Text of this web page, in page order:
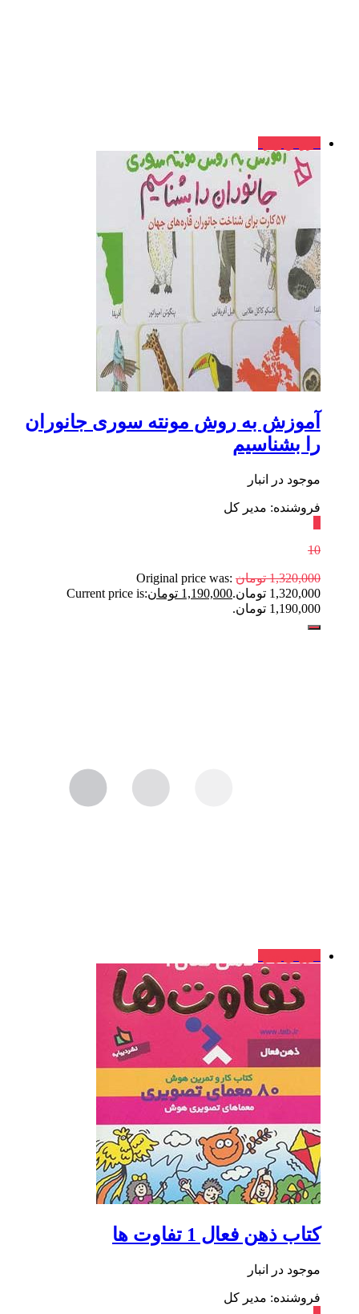
آموزش به روش مونته سوری جانوران‌
را بشناسیم
موجود در انبار
فروشنده: مدیر کل
10
1,320,000 تومان Original price was:
1,320,000 تومان.
1,190,000 تومانCurrent price is:
1,190,000 تومان.
کتاب ذهن فعال 1 تفاوت ها
موجود در انبار
فروشنده: مدیر کل